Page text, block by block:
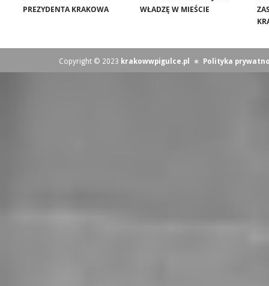
PREZYDENTA KRAKOWA
WŁADZĘ W MIEŚCIE
Copyright © 2023 krakowwpigulce.pl ∗ Polityka